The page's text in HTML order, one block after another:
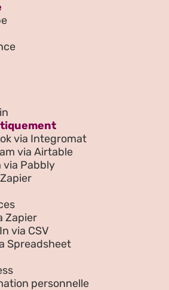
via Integromat
via Airtable
via Pabbly
Zapier
via CSV
Spreadsheet
personnelle